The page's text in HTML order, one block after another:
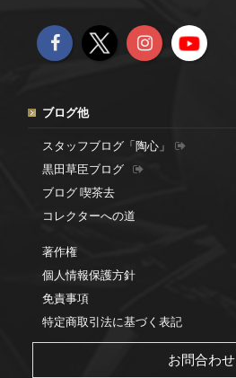
ブログ他
スタッフブログ「陶心」
黒田草臣ブログ
ブログ 喫茶去
コレクターへの道
著作権
個人情報保護方針
免責事項
特定商取引法に基づく表記
お問合わせ